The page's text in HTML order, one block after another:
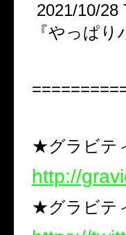
2021/10/28
『やっぱ
★グラビテ
http://
★グラビテ